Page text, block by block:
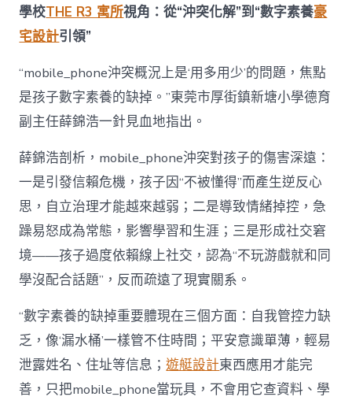
學校THE R3 寓所視角：從“沖突化解”到“數字素養豪
宅設計引領”
“mobile_phone沖突概況上是‘用多用少’的問題，焦點
是孩子數字素養的缺掉。”東莞市厚街鎮新塘小學德育
副主任薛錦浩一針見血地指出。
薛錦浩剖析，mobile_phone沖突對孩子的傷害深遠：
一是引發信賴危機，孩子因“不被懂得”而產生逆反心
思，自立治理才能越來越弱；二是導致情緒掉控，急
躁易怒成為常態，影響學習和生涯；三是形成社交窘
境——孩子過度依賴線上社交，認為“不玩游戲就和同
學沒配合話題”，反而疏遠了現實關系。
“數字素養的缺掉重要體現在三個方面：自我管控力缺
乏，像‘漏水桶’一樣管不住時間；平安意識單薄，輕易
泄露姓名、住址等信息；遊艇設計東西應用才能完
善，只把mobile_phone當玩具，不會用它查資料、學